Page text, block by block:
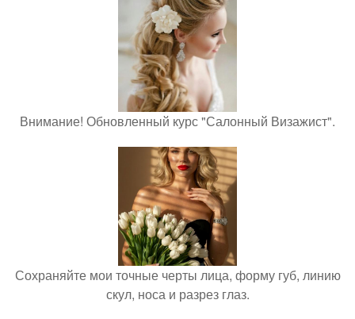
Внимание! Обновленный курс "Салонный Визажист".
Сохраняйте мои точные черты лица, форму губ, линию
скул, носа и разрез глаз.